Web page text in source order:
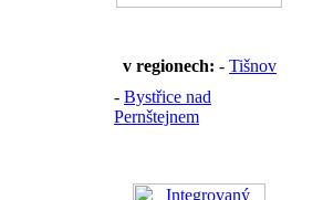
v regionech: - Tišnov
- Bystřice nad
Pernštejnem